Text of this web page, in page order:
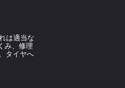
は適当な
み、修理
タイヤへ